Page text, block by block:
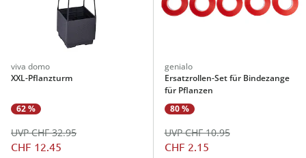
viva domo
XXL-Pflanzturm
62 %
CHF 12.45
UVP CHF 32.95
genialo
Ersatzrollen-Set für Bindezange
für Pflanzen
80 %
CHF 2.15
UVP CHF 10.95